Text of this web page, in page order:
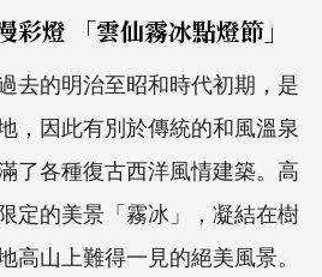
燈 「雲仙霧冰點燈節」
去的明治至昭和時代初期，是
，因此有別於傳統的和風溫泉
了各種復古西洋風情建築。高
定的美景「霧冰」，凝結在樹
高山上難得一見的絕美風景。